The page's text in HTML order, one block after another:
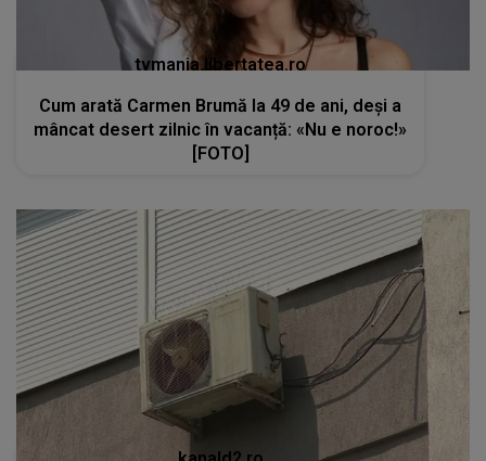
tvmania.libertatea.ro
Cum arată Carmen Brumă la 49 de ani, deși a
mâncat desert zilnic în vacanță: «Nu e noroc!»
[FOTO]